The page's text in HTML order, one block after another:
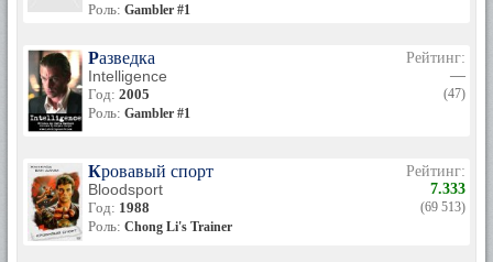
Роль: Gambler #1
Разведка
Intelligence
Год: 2005
Роль: Gambler #1
Рейтинг:
—
(47)
Кровавый спорт
Bloodsport
Год: 1988
Роль: Chong Li's Trainer
Рейтинг:
7.333
(69 513)